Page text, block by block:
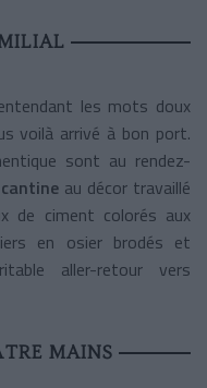
les mots doux
voilà arrivé à bon port.
sont au rendez-
cantine au décor travaillé
de ciment colorés aux
en osier brodés et
aller-retour vers
MAINS